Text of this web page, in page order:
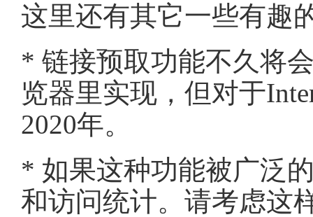
这里还有其它一些有趣
* 链接预取功能不久将
览器里实现，但对于
2020年。
* 如果这种功能被广泛
和访问统计。请考虑这